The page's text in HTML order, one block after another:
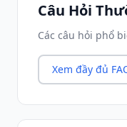
Câu Hỏi
Các câu hỏi phổ
Xem đầy đủ